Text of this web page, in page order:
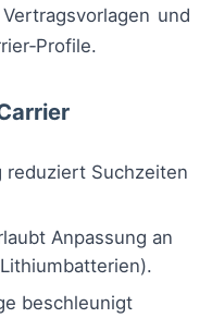
und
reduziert Suchzeiten
Anpassung an
beschleunigt